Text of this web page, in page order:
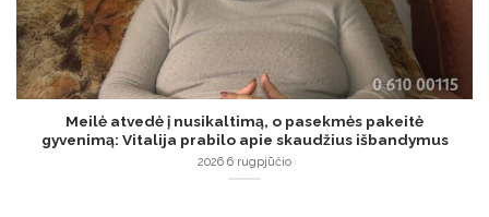
Meilė atvedė į nusikaltimą, o pasekmės pakeitė
gyvenimą: Vitalija prabilo apie skaudžius išbandymus
2026 6 rugpjūčio